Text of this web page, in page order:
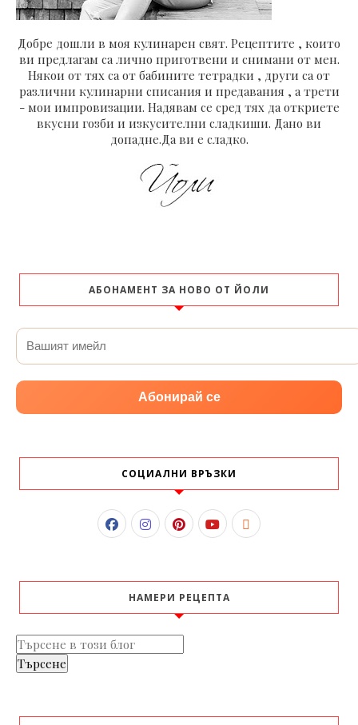
Добре дошли в моя кулинарен свят. Рецептите , които
ви предлагам са лично приготвени и снимани от мен.
Някои от тях са от бабините тетрадки , други са от
различни кулинарни списания и предавания , а трети
- мои импровизации. Надявам се сред тях да откриете
вкусни гозби и изкусителни сладкиши. Дано ви
допадне.Да ви е сладко.
АБОНАМЕНТ ЗА НОВО ОТ ЙОЛИ
Абонирай се
СОЦИАЛНИ ВРЪЗКИ
НАМЕРИ РЕЦЕПТА